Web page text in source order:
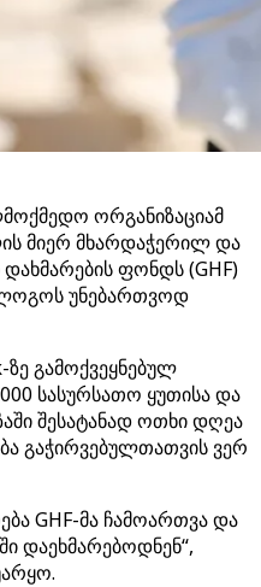
ორგანიზაციამ
მიერ მხარდაჭერილ და
ფონდს (GHF)
ლოგოს უნებართვოდ
გამოქვეყნებულ
სასურსათო ყუთისა და
შესატანად ოთხი დღეა
გაჭირვებულთათვის ვერ
GHF-მა ჩამოართვა და
დაეხმარებოდნენ“,